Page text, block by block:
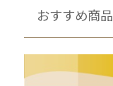
おすすめ商品